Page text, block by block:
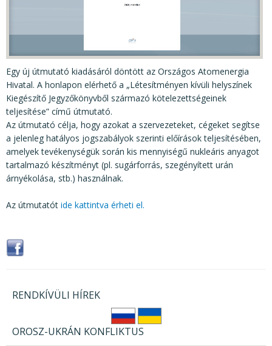
KIADVÁNYOK, JELENTÉSEK
NYOMTATVÁNYOK, SZOFTVEREK
E-ÜGYINTÉZÉS
Egy új útmutató kiadásáról döntött az Országos Atomenergia
Hivatal. A honlapon elérhető a „Létesítményen kívüli helyszínek
Kiegészítő Jegyzőkönyvből származó kötelezettségeinek
teljesítése” című útmutató.
Az útmutató célja, hogy azokat a szervezeteket, cégeket segítse
a jelenleg hatályos jogszabályok szerinti előírások teljesítésében,
amelyek tevékenységük során kis mennyiségű nukleáris anyagot
tartalmazó készítményt (pl. sugárforrás, szegényített urán
árnyékolása, stb.) használnak.
Az útmutatót ide kattintva érheti el.
RENDKÍVÜLI HÍREK
OROSZ-UKRÁN KONFLIKTUS